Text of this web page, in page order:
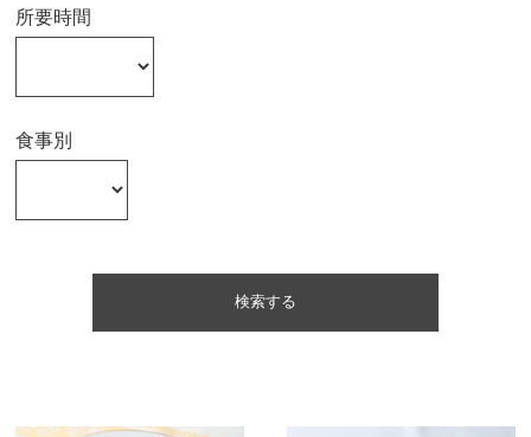
所要時間
食事別